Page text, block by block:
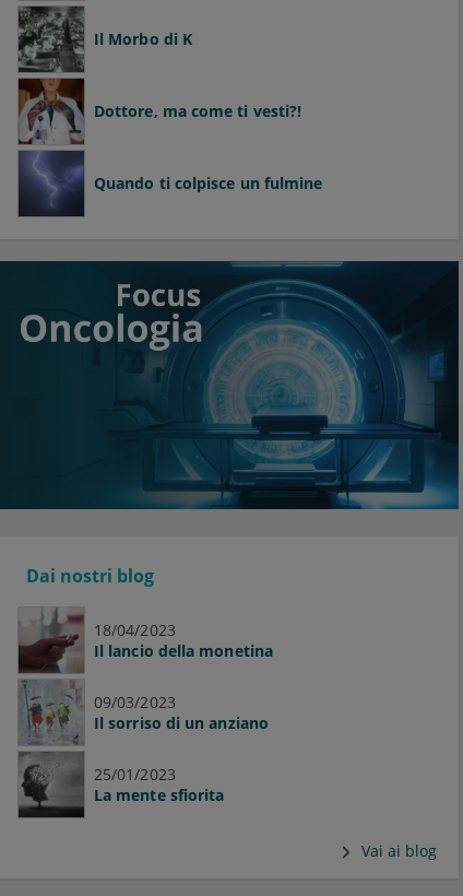
Il Morbo di K
Dottore, ma come ti vesti?!
Quando ti colpisce un fulmine
Dai nostri blog
18/04/2023
Il lancio della monetina
09/03/2023
Il sorriso di un anziano
25/01/2023
La mente sfiorita
Vai ai blog